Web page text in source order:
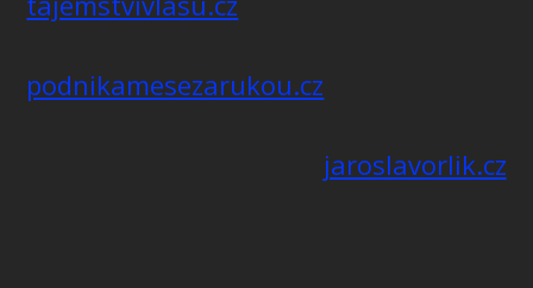
podnikamesezarukou.cz
jaroslavorlik.cz